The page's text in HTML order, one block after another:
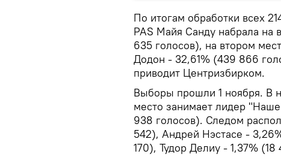
По итогам обработки всех
PAS Майя Санду набрала
635 голосов), на втором
Додон - 32,61% (439 866
приводит Центризбирком.
Выборы прошли 1 ноября. В
место занимает лидер
938 голосов). Следом
542), Андрей Нэстасе -
170), Тудор Делиу - 1,37%